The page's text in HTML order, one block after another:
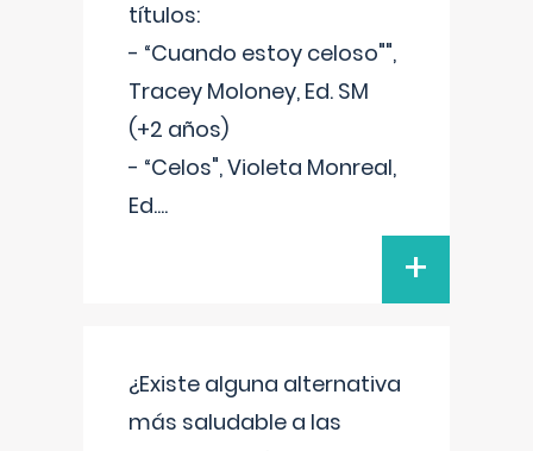
títulos:
- “Cuando estoy celoso"",
Tracey Moloney, Ed. SM
(+2 años)
- “Celos", Violeta Monreal,
Ed....
+
¿Existe alguna alternativa
más saludable a las